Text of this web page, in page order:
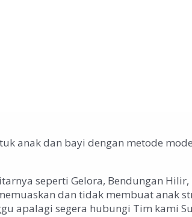
anak dan bayi dengan metode
seperti Gelora, Bendungan Hilir,
dan tidak membuat anak
apalagi segera hubungi Tim kami